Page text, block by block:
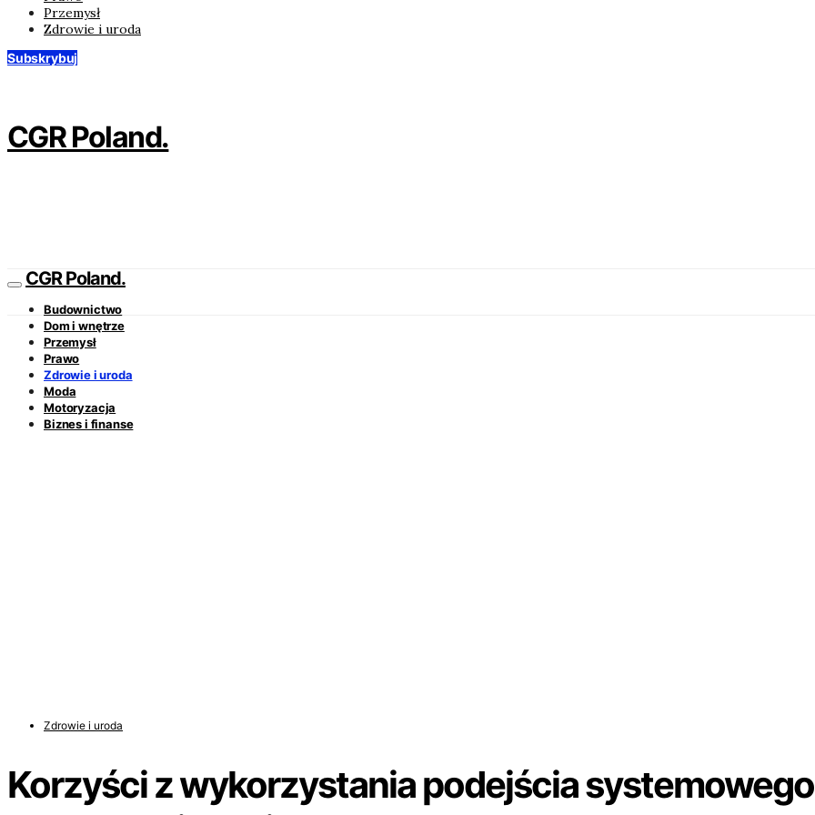
Przemysł
Zdrowie i uroda
Subskrybuj
CGR Poland.
CGR Poland.
Budownictwo
Dom i wnętrze
Przemysł
Prawo
Zdrowie i uroda
Moda
Motoryzacja
Biznes i finanse
Zdrowie i uroda
Korzyści z wykorzystania podejścia